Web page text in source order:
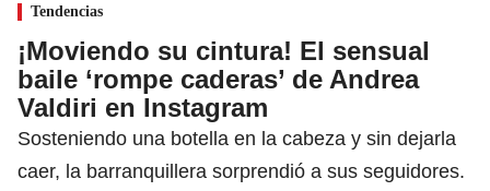
Tendencias
¡Moviendo su cintura! El sensual
baile ‘rompe caderas’ de Andrea
Valdiri en Instagram
Sosteniendo una botella en la cabeza y sin dejarla
caer, la barranquillera sorprendió a sus seguidores.